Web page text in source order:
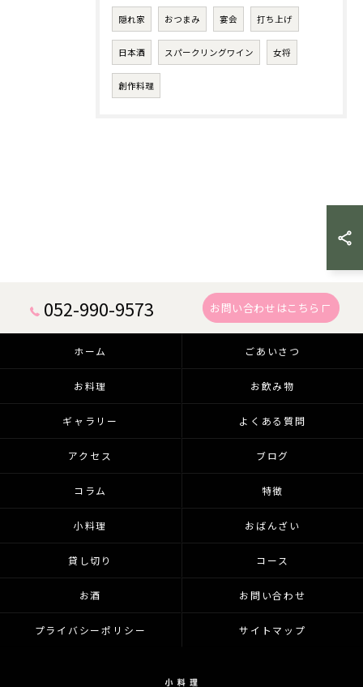
隠れ家 おつまみ 宴会 打ち上げ
日本酒 スパークリングワイン 女将
創作料理
052-990-9573 お問い合わせはこちら
ホーム ごあいさつ
お料理 お飲み物
ギャラリー よくある質問
アクセス ブログ
コラム 特徴
小料理 おばんざい
貸し切り コース
お酒 お問い合わせ
プライバシーポリシー サイトマップ